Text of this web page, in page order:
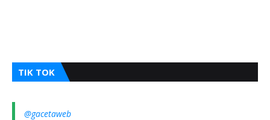
TIK TOK
@gacetaweb